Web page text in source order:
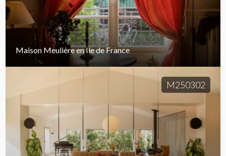
Maison Meulière en Ile de France
M250302